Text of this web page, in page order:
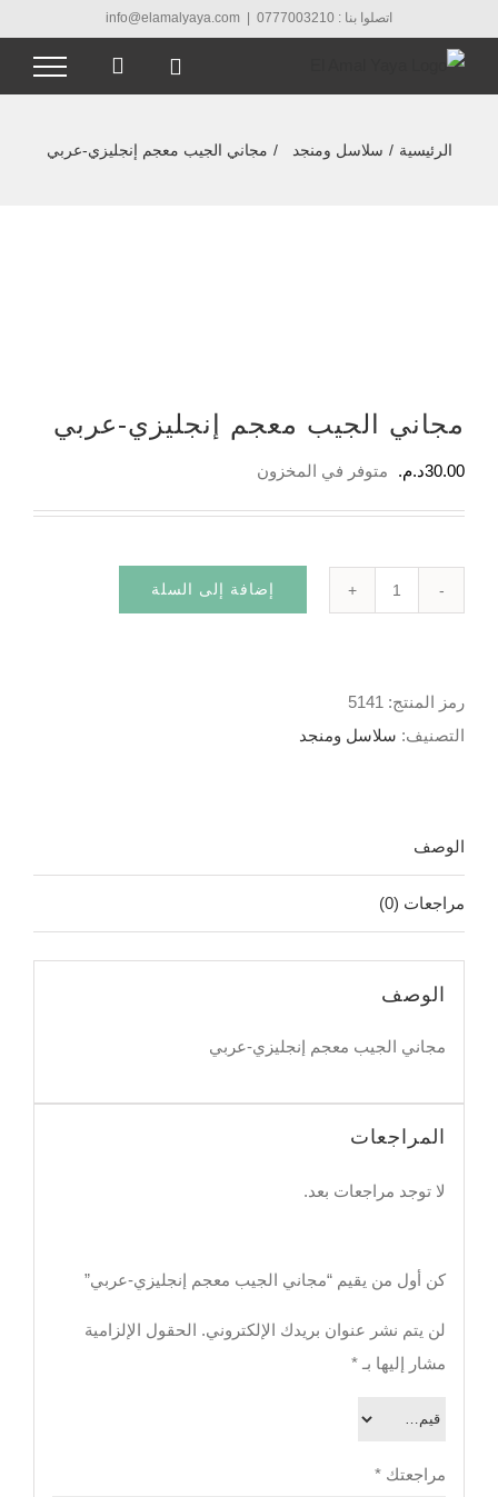
اتصلوا بنا : 0777003210 info@elamalyaya.com
الرئيسية / سلاسل ومنجد / مجاني الجيب معجم إنجليزي-عربي
مجاني الجيب معجم إنجليزي-عربي
30.00د.م. متوفر في المخزون
معجم
إنجليزي-
إضافة إلى السلة
رمز المنتج: 5141
التصنيف: سلاسل ومنجد
الوصف
مراجعات (0)
الوصف
مجاني الجيب معجم إنجليزي-عربي
المراجعات
لا توجد مراجعات بعد.
كن أول من يقيم “مجاني الجيب معجم إنجليزي-عربي”
لن يتم نشر عنوان بريدك الإلكتروني. الحقول الإلزامية
مشار إليها بـ *
مراجعتك *